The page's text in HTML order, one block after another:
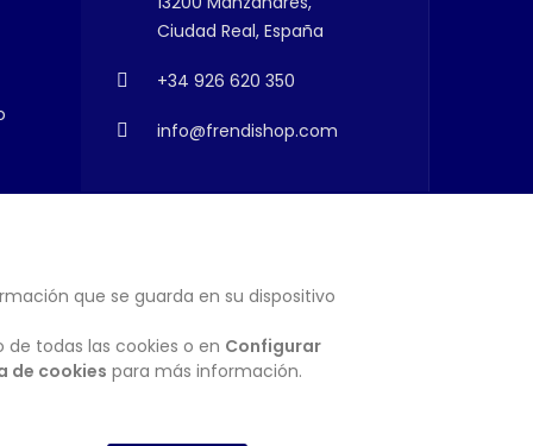
Ciudad Real, España
+34 926 620 350
info@frendishop.com
SUSCRIBIRSE
que se guarda en su dispositivo
todas las cookies o en Configurar
de cookies para más información.